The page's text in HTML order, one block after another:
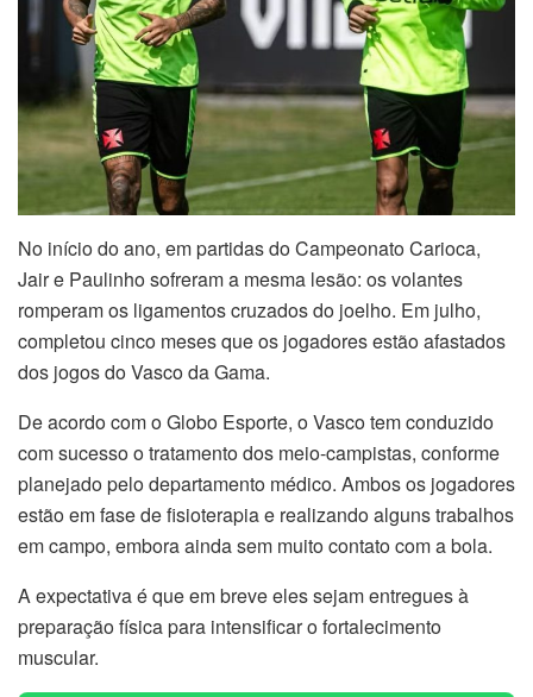
No início do ano, em partidas do Campeonato Carioca,
Jair e Paulinho sofreram a mesma lesão: os volantes
romperam os ligamentos cruzados do joelho. Em julho,
completou cinco meses que os jogadores estão afastados
dos jogos do Vasco da Gama.
De acordo com o Globo Esporte, o Vasco tem conduzido
com sucesso o tratamento dos meio-campistas, conforme
planejado pelo departamento médico. Ambos os jogadores
estão em fase de fisioterapia e realizando alguns trabalhos
em campo, embora ainda sem muito contato com a bola.
A expectativa é que em breve eles sejam entregues à
preparação física para intensificar o fortalecimento
muscular.